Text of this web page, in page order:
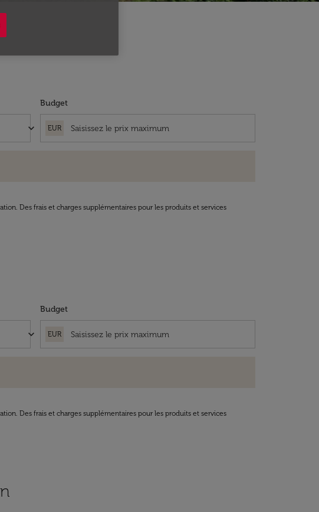
keyboard_arrow_down
Budget
EUR
Des frais et charges supplémentaires pour les produits et services
keyboard_arrow_down
Budget
EUR
Des frais et charges supplémentaires pour les produits et services